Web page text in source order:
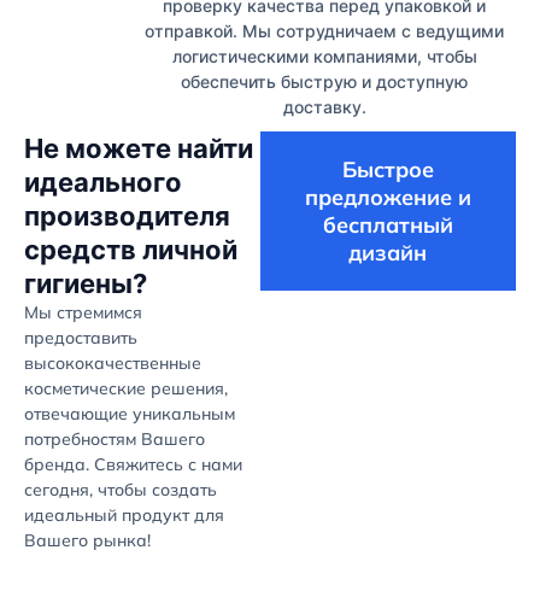
проверку качества перед упаковкой и
отправкой. Мы сотрудничаем с ведущими
логистическими компаниями, чтобы
обеспечить быструю и доступную
доставку.
Не можете найти
идеального
производителя
средств личной
гигиены?
Мы стремимся
предоставить
высококачественные
косметические решения,
отвечающие уникальным
потребностям Вашего
бренда. Свяжитесь с нами
сегодня, чтобы создать
идеальный продукт для
Вашего рынка!
Быстрое
предложение и
бесплатный
дизайн